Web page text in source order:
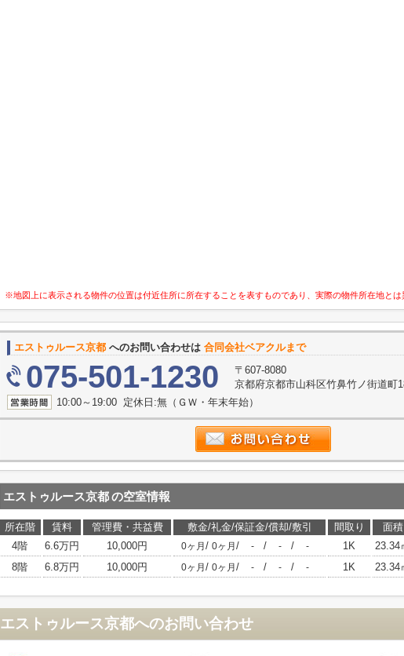
※地図上に表示される物件の位置は付近住所に所在することを表すものであり、実際の物件所在地とは
エストゥルース京都 へのお問い合わせは 合同会社ベアクルまで
075-501-1230
〒607-8080
京都府京都市山科区竹鼻竹ノ街道町
10:00～19:00 定休日:無（ＧＷ・年末年始）
エストゥルース京都の空室情報
所在階 賃料 管理費・共益費 敷金/礼金/保証金/償却/敷引 間取り 面積
4階
6.6万円 10,000円 0ヶ月 / 0ヶ月 / - / - / - 1K 23.34
8階
6.8万円 10,000円 0ヶ月 / 0ヶ月 / - / - / - 1K 23.34
エストゥルース京都へのお問い合わせ